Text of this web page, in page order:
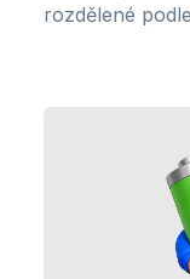
rozdělené